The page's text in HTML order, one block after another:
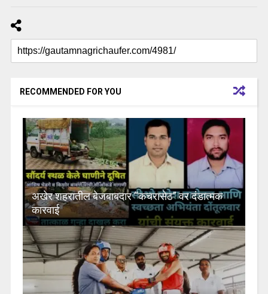
RECOMMENDED FOR YOU
अखेर शहरातील बेजबाबदार “कचरासेठ” वर दंडात्मक
कारवाई